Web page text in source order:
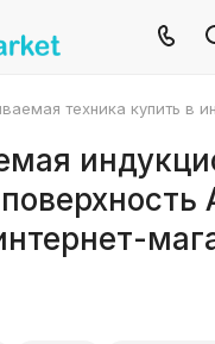
техника купить в